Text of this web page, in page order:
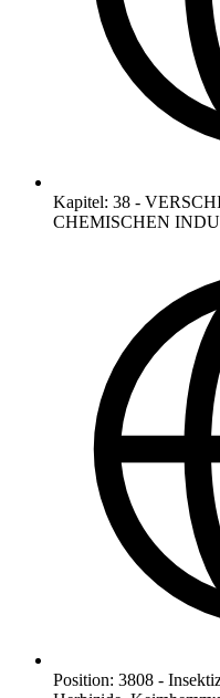
Kapitel: 38 -
CHEMISCHEN
Position: 3808 -